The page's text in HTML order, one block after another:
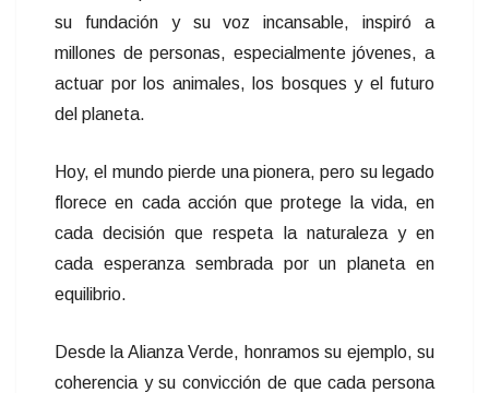
su fundación y su voz incansable, inspiró a
millones de personas, especialmente jóvenes, a
actuar por los animales, los bosques y el futuro
del planeta.
Hoy, el mundo pierde una pionera, pero su legado
florece en cada acción que protege la vida, en
cada decisión que respeta la naturaleza y en
cada esperanza sembrada por un planeta en
equilibrio.
Desde la Alianza Verde, honramos su ejemplo, su
coherencia y su convicción de que cada persona